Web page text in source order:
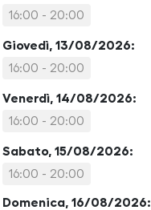
16:00 - 20:00
Giovedì, 13/08/2026:
16:00 - 20:00
Venerdì, 14/08/2026:
16:00 - 20:00
Sabato, 15/08/2026:
16:00 - 20:00
Domenica, 16/08/2026: